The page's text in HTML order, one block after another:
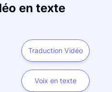
en texte
Traduction Vidéo
Voix en texte